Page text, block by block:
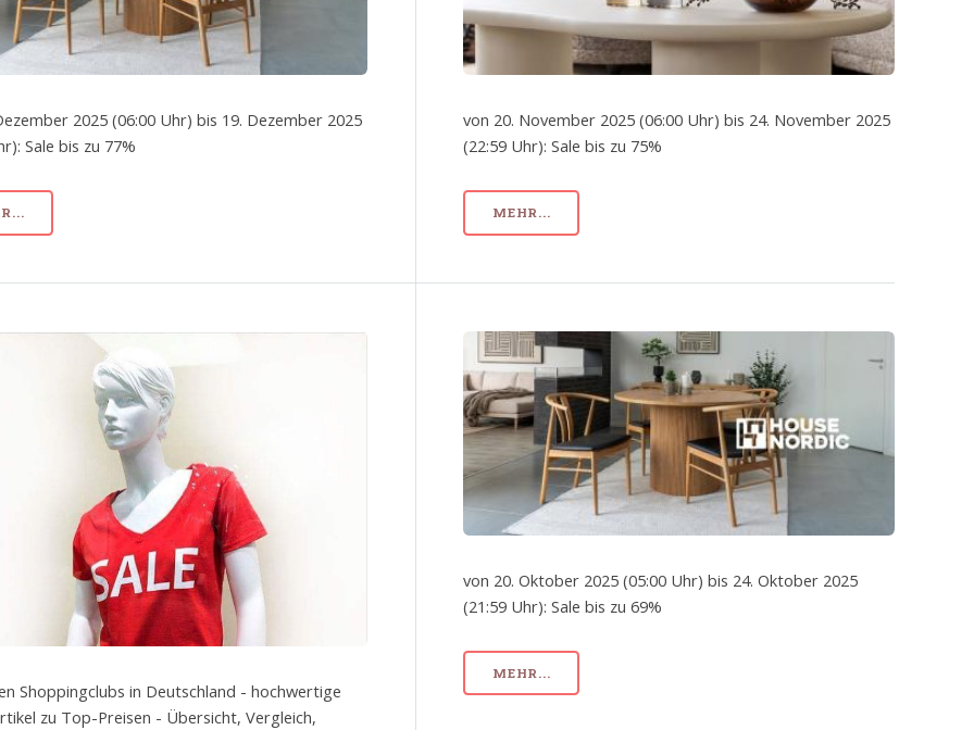
2025 (06:00 Uhr) bis 19. Dezember 2025
Sale bis zu 77%
von 20. November 2025 (06:00 Uhr) bis 24. November 2025
(22:59 Uhr): Sale bis zu 75%
MEHR...
Shoppingclubs in Deutschland - hochwertige
zu Top-Preisen - Übersicht, Vergleich,
von 20. Oktober 2025 (05:00 Uhr) bis 24. Oktober 2025
(21:59 Uhr): Sale bis zu 69%
MEHR...